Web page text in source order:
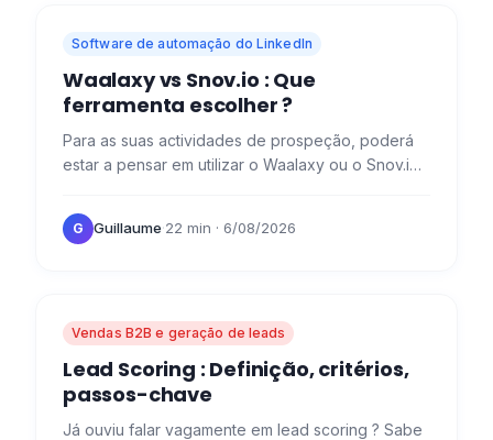
Software de automação do LinkedIn
Waalaxy vs Snov.io : Que
ferramenta escolher ?
Para as suas actividades de prospeção, poderá
estar a pensar em utilizar o Waalaxy ou o Snov.io .
duas…
G Guillaume·22 min · 6/08/2026
Vendas B2B e geração de leads
Lead Scoring : Definição, critérios,
passos-chave
Já ouviu falar vagamente em lead scoring ? Sabe